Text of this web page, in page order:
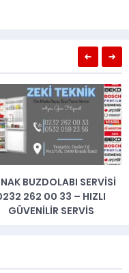
BUZDOLABI SERVISI
262 00 33 – HIZLI
GÜVENILIR SERVIS